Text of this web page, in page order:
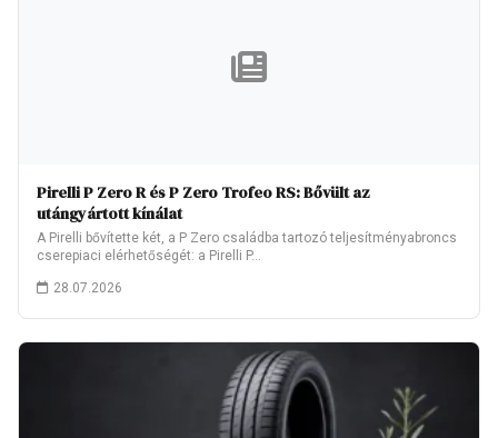
Pirelli P Zero R és P Zero Trofeo RS: Bővült az
utángyártott kínálat
A Pirelli bővítette két, a P Zero családba tartozó teljesítményabroncs
cserepiaci elérhetőségét: a Pirelli P…
28.07.2026